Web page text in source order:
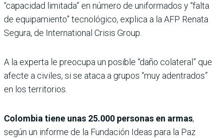
“capacidad limitada” en número de uniformados y “falta
de equipamiento” tecnológico, explica a la AFP Renata
Segura, de International Crisis Group.
A la experta le preocupa un posible “daño colateral” que
afecte a civiles, si se ataca a grupos “muy adentrados”
en los territorios.
Colombia tiene unas 25.000 personas en armas,
según un informe de la Fundación Ideas para la Paz